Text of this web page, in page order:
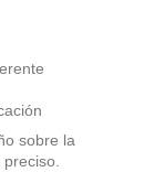
sobre la